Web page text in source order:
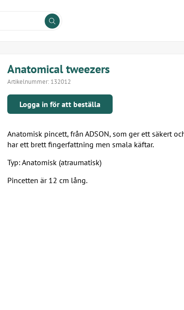
Anatomical tweezers
Artikelnummer: 132012
Logga in för att beställa
Anatomisk pincett, från ADSON, som ger ett säkert
har ett brett fingerfattning men smala käftar.
Typ: Anatomisk (atraumatisk)
Pincetten är 12 cm lång.